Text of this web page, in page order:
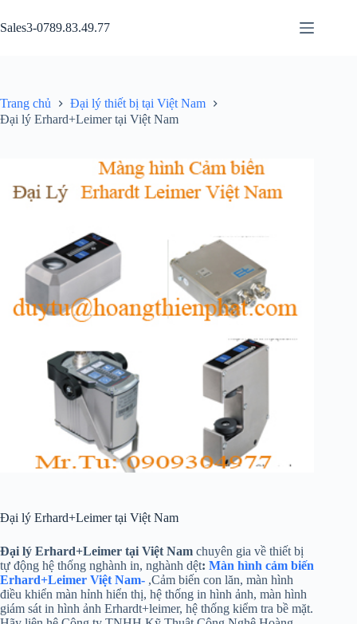
đến
phần
Sales3-0789.83.49.77
Trang chủ
Đại lý thiết bị tại Việt Nam
Đại lý Erhard+Leimer tại Việt Nam
Đại lý Erhard+Leimer tại Việt Nam
Đại lý Erhard+Leimer tại Việt Nam chuyên gia về thiết bị
tự động hệ thống nghành in, nghành dệt: Màn hình cảm biến
Erhard+Leimer Việt Nam- ,Cảm biến con lăn, màn hình
điều khiển màn hỉnh hiển thị, hệ thống in hình ảnh, màn hình
giám sát in hình ảnh Erhardt+leimer, hệ thống kiểm tra bề mặt.